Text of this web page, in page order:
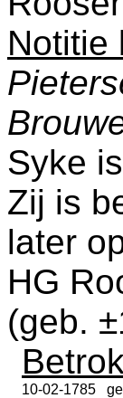
Notitie
Syke
Zij is
later
HG
(geb.
10-02-1785